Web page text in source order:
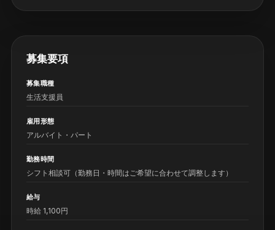
募集要項
募集職種
生活支援員
雇用形態
アルバイト・パート
勤務時間
シフト相談可（勤務日・時間はご希望に合わせて調整します）
給与
時給 1,100円